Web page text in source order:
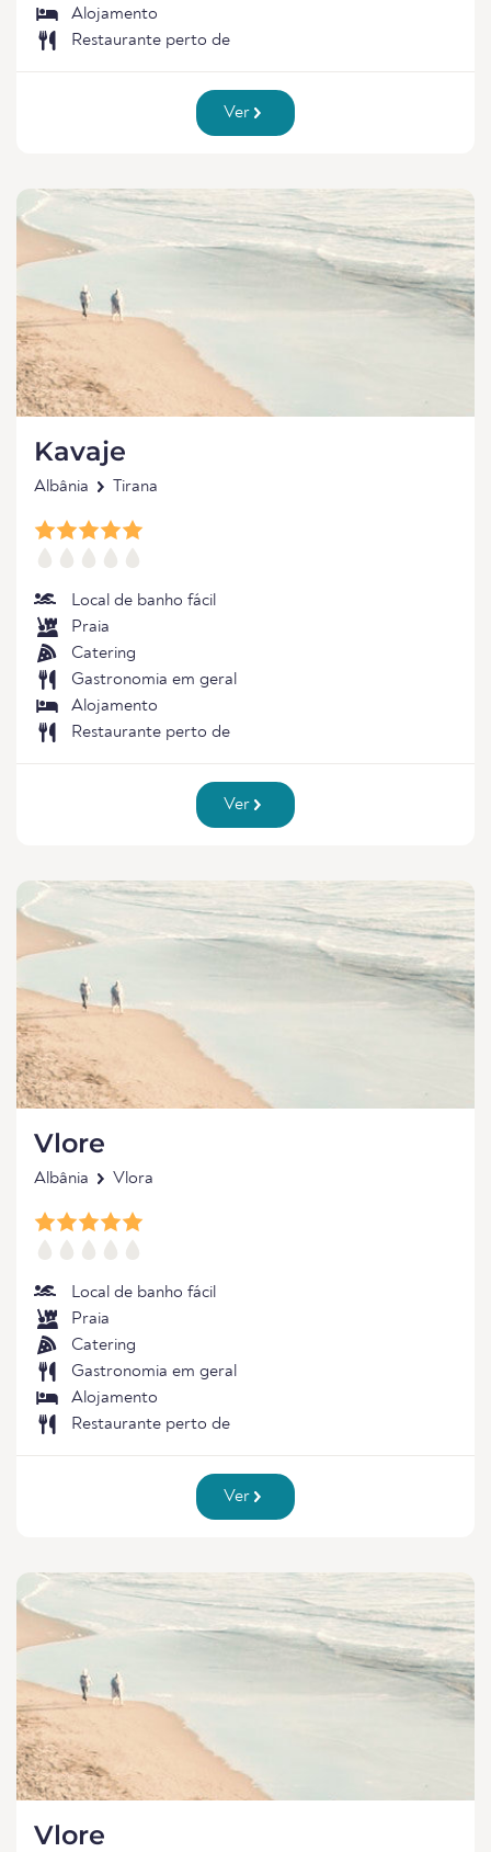
Alojamento
Restaurante perto de
Ver
Kavaje
Albânia Tirana
Local de banho fácil
Praia
Catering
Gastronomia em geral
Alojamento
Restaurante perto de
Ver
Vlore
Albânia Vlora
Local de banho fácil
Praia
Catering
Gastronomia em geral
Alojamento
Restaurante perto de
Ver
Vlore